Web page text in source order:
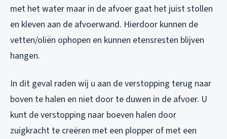
met het water maar in de afvoer gaat het juist stollen
en kleven aan de afvoerwand. Hierdoor kunnen de
vetten/oliën ophopen en kunnen etensresten blijven
hangen.
In dit geval raden wij u aan de verstopping terug naar
boven te halen en niet door te duwen in de afvoer. U
kunt de verstopping naar boeven halen door
zuigkracht te creëren met een plopper of met een